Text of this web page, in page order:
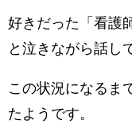
好きだった「看護
と泣きながら話し
この状況になるま
たようです。